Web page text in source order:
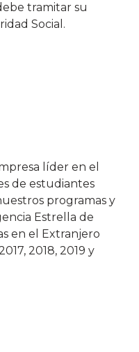
tramitar su
Social.
líder en el
de estudiantes
programas y
Estrella de
en el Extranjero
2018, 2019 y